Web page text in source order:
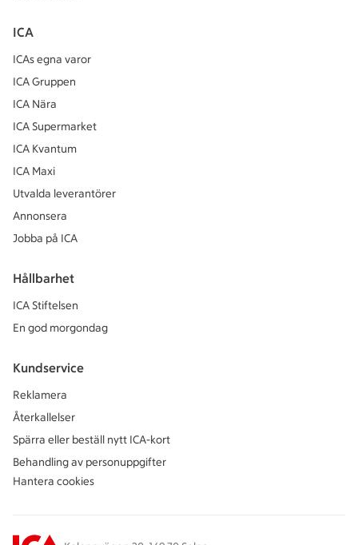
ICA
ICAs egna varor
ICA Gruppen
ICA Nära
ICA Supermarket
ICA Kvantum
ICA Maxi
Utvalda leverantörer
Annonsera
Jobba på ICA
Hållbarhet
ICA Stiftelsen
En god morgondag
Kundservice
Reklamera
Återkallelser
Spärra eller beställ nytt ICA-kort
Behandling av personuppgifter
Hantera cookies